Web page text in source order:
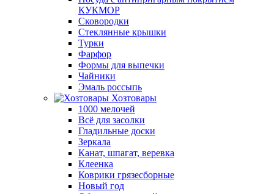
КУКМОР
Сковородки
Стеклянные крышки
Турки
Фарфор
Формы для выпечки
Чайники
Эмаль россыпь
Хозтовары
1000 мелочей
Всё для засолки
Гладильные доски
Зеркала
Канат, шпагат, веревка
Клеенка
Коврики грязесборные
Новый год